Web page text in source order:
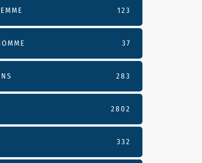
123
37
283
2802
332